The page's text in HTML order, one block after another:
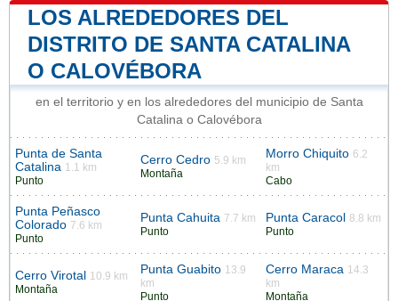
LOS ALREDEDORES DEL
DISTRITO DE SANTA CATALINA
O CALOVÉBORA
en el territorio y en los alrededores del municipio de Santa
Catalina o Calovébora
Punta de Santa
Catalina 1.1 km
Punto
Cerro Cedro 5.9 km
Montaña
Morro Chiquito 6.2
km
Cabo
Punta Peñasco
Colorado 7.6 km
Punto
Punta Cahuita 7.7 km
Punto
Punta Caracol
8.8 km
Punto
Cerro Virotal
10.9 km
Montaña
Punta Guabito 13.9
km
Punto
Cerro Maraca 14.3
km
Montaña